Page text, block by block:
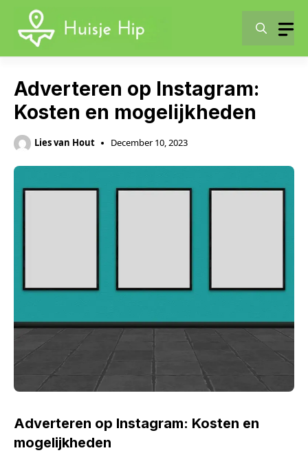
content
Adverteren op Instagram:
Kosten en mogelijkheden
Lies van Hout December 10, 2023
Adverteren op Instagram: Kosten en
mogelijkheden